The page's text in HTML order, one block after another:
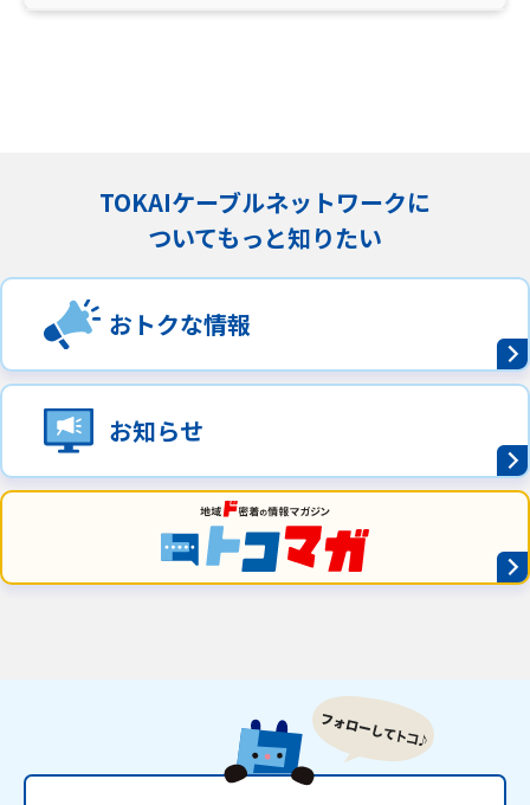
TOKAIケーブルネットワークに
ついてもっと知りたい
おトクな情報
お知らせ